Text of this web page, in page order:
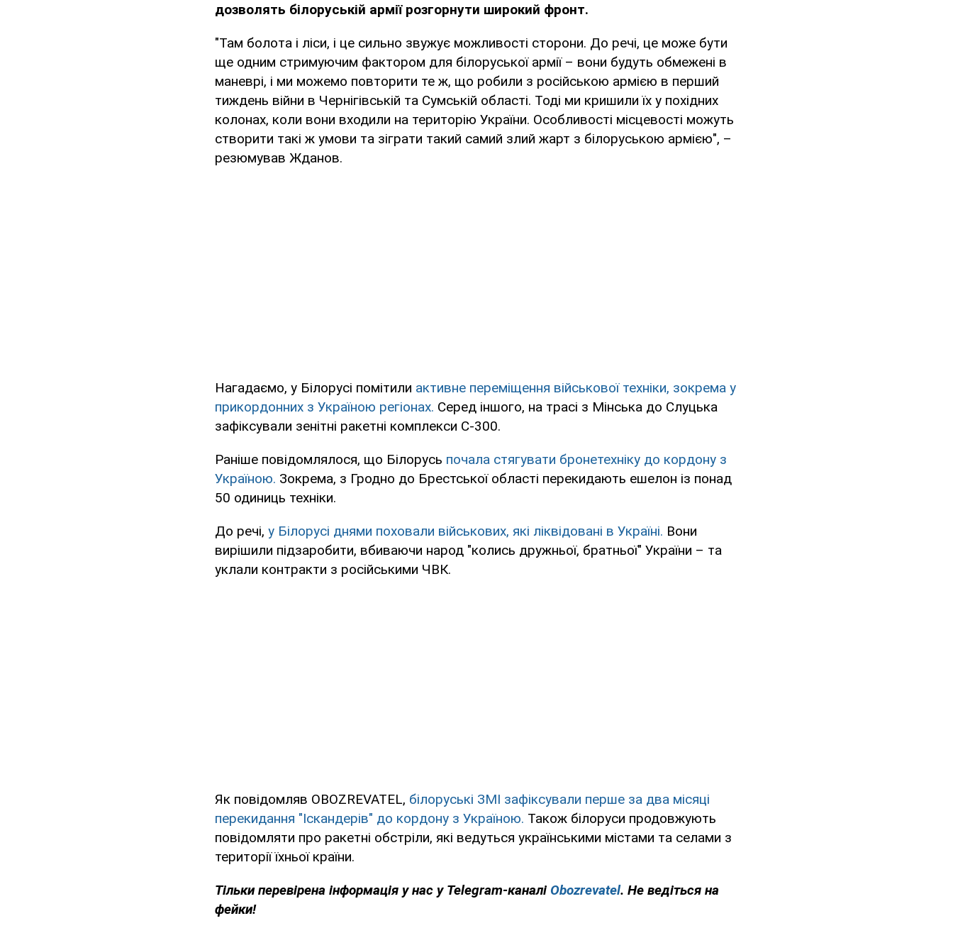
дозволять білоруській армії розгорнути широкий фронт.
"Там болота і ліси, і це сильно звужує можливості сторони. До речі, це може бути
ще одним стримуючим фактором для білоруської армії – вони будуть обмежені в
маневрі, і ми можемо повторити те ж, що робили з російською армією в перший
тиждень війни в Чернігівській та Сумській області. Тоді ми кришили їх у похідних
колонах, коли вони входили на територію України. Особливості місцевості можуть
створити такі ж умови та зіграти такий самий злий жарт з білоруською армією", –
резюмував Жданов.
Нагадаємо, у Білорусі помітили активне переміщення військової техніки, зокрема у
прикордонних з Україною регіонах. Серед іншого, на трасі з Мінська до Слуцька
зафіксували зенітні ракетні комплекси С-300.
Раніше повідомлялося, що Білорусь почала стягувати бронетехніку до кордону з
Україною. Зокрема, з Гродно до Брестської області перекидають ешелон із понад
50 одиниць техніки.
До речі, у Білорусі днями поховали військових, які ліквідовані в Україні. Вони
вирішили підзаробити, вбиваючи народ "колись дружньої, братньої" України – та
уклали контракти з російськими ЧВК.
Як повідомляв OBOZREVATEL, білоруські ЗМІ зафіксували перше за два місяці
перекидання "Іскандерів" до кордону з Україною. Також білоруси продовжують
повідомляти про ракетні обстріли, які ведуться українськими містами та селами з
території їхньої країни.
Тільки перевірена інформація у нас у Telegram-каналі Obozrevatel. Не ведіться на
фейки!